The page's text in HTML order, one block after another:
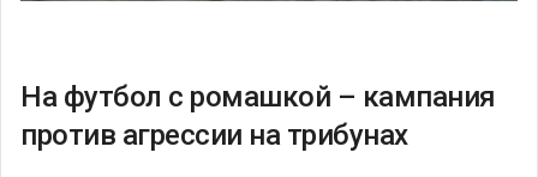
На футбол с ромашкой – кампания
против агрессии на трибунах